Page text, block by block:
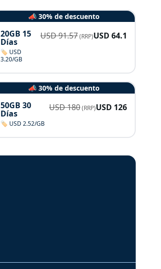
📣 30% de descuento
20GB 15
Días
🏷️ USD
3.20/GB
USD91.57(RRP)USD 64.1
📣 30% de descuento
50GB 30
Días
🏷️ USD 2.52/GB
USD180(RRP)USD 126